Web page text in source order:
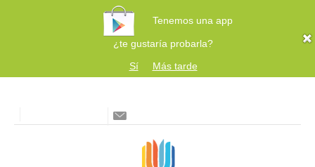
Tenemos una app
¿te gustaría probarla?
Sí
Más tarde